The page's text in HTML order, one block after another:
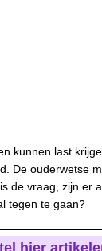
kunnen last
De ouderwetse
de vraag, zijn er
tegen te gaan?
hier